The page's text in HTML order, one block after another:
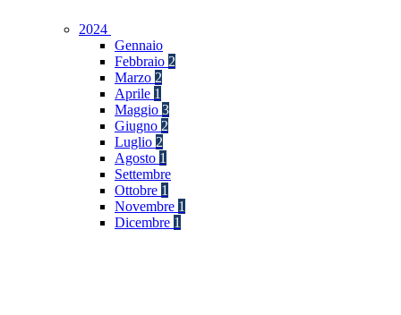
2024
Gennaio
Febbraio 2
Marzo 2
Aprile 1
Maggio 3
Giugno 2
Luglio 2
Agosto 1
Settembre
Ottobre 1
Novembre 1
Dicembre 1